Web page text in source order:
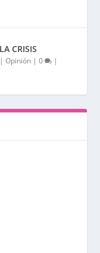
CRISIS
|Opinión |0 |